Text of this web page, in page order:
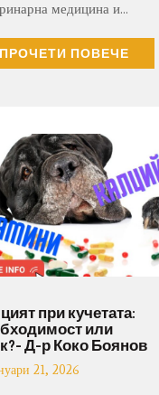
медицина и…
ПРОЧЕТИ ПОВЕЧЕ
при кучетата:
или
Д-р Коко Боянов
21, 2026